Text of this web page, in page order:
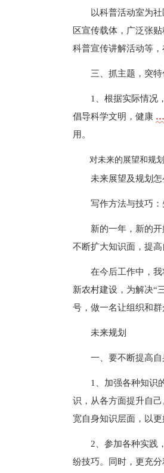
以科普活动室为
区宣传载体，广泛张
科普宣传讲解活动等，
三、抓主题，突特
1、根据实际情况
倡导科学文明，健康
用。
对未来的展望和规
未来展望及规划怎
写作方法与技巧
新的一年，新的
不断扩大知识面，提
在今后工作中，
新农村建设，为解决“
号，做一名让组织和群
未来规划
一、要不断提高自
1、加强各种知识
识，从各方面提升自
宽自身知识层面，以更
2、参加各种实践
纷技巧。同时，更充